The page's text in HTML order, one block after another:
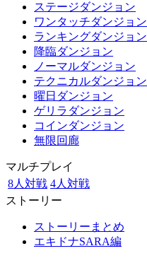
ステージダンジョン
ワンタッチダンジョン
ランキングダンジョン
降臨ダンジョン
ノーマルダンジョン
テクニカルダンジョン
曜日ダンジョン
ゲリラダンジョン
コインダンジョン
無限回廊
マルチプレイ
8人対戦 4人対戦
ストーリー
ストーリーまとめ
エキドナSARA編